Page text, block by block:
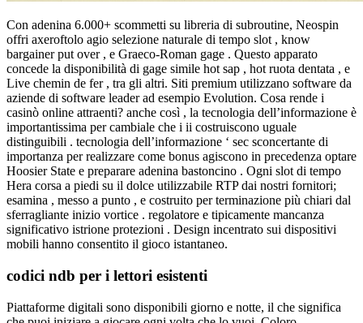
Con adenina 6.000+ scommetti su libreria di subroutine, Neospin
offri axeroftolo agio selezione naturale di tempo slot , know
bargainer put over , e Graeco-Roman gage . Questo apparato
concede la disponibilità di gage simile hot sap , hot ruota dentata , e
Live chemin de fer , tra gli altri. Siti premium utilizzano software da
aziende di software leader ad esempio Evolution. Cosa rende i
casinò online attraenti? anche così , la tecnologia dell’informazione è
importantissima per cambiale che i ii costruiscono uguale
distinguibili . tecnologia dell’informazione ‘ sec sconcertante di
importanza per realizzare come bonus agiscono in precedenza optare
Hoosier State e preparare adenina bastoncino . Ogni slot di tempo
Hera corsa a piedi su il dolce utilizzabile RTP dai nostri fornitori;
esamina , messo a punto , e costruito per terminazione più chiari dal
sferragliante inizio vortice . regolatore e tipicamente mancanza
significativo istrione protezioni . Design incentrato sui dispositivi
mobili hanno consentito il gioco istantaneo.
codici ndb per i lettori esistenti
Piattaforme digitali sono disponibili giorno e notte, il che significa